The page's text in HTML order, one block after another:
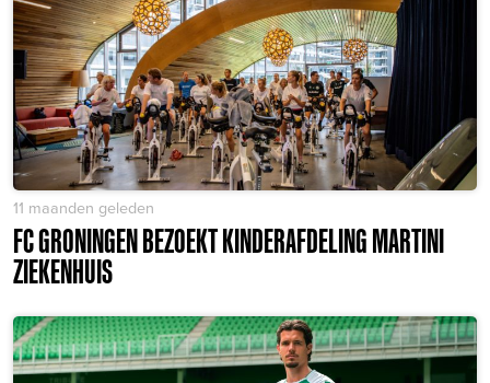
11 maanden geleden
FC GRONINGEN BEZOEKT KINDERAFDELING MARTINI
ZIEKENHUIS